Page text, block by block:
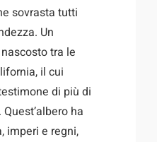
sovrasta tutti
Un
tra le
il cui
di più di
. Quest’albero ha
imperi e regni,